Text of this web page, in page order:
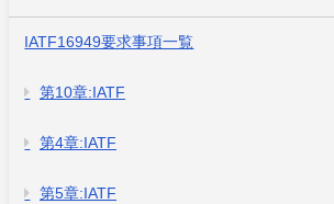
IATF16949要求事項一覧
第10章:IATF
第4章:IATF
第5章:IATF